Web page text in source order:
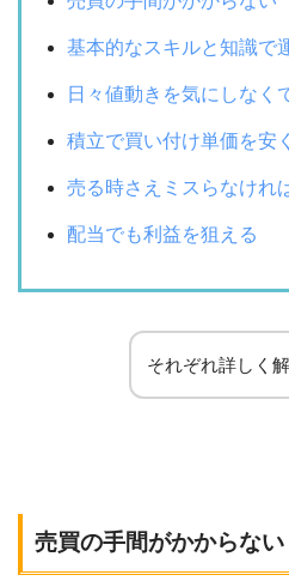
基本的なスキルと知識で
日々値動きを気にしなく
積立で買い付け単価を安
売る時さえミスらなけれ
配当でも利益を狙える
それぞれ詳しく
売買の手間がかからない